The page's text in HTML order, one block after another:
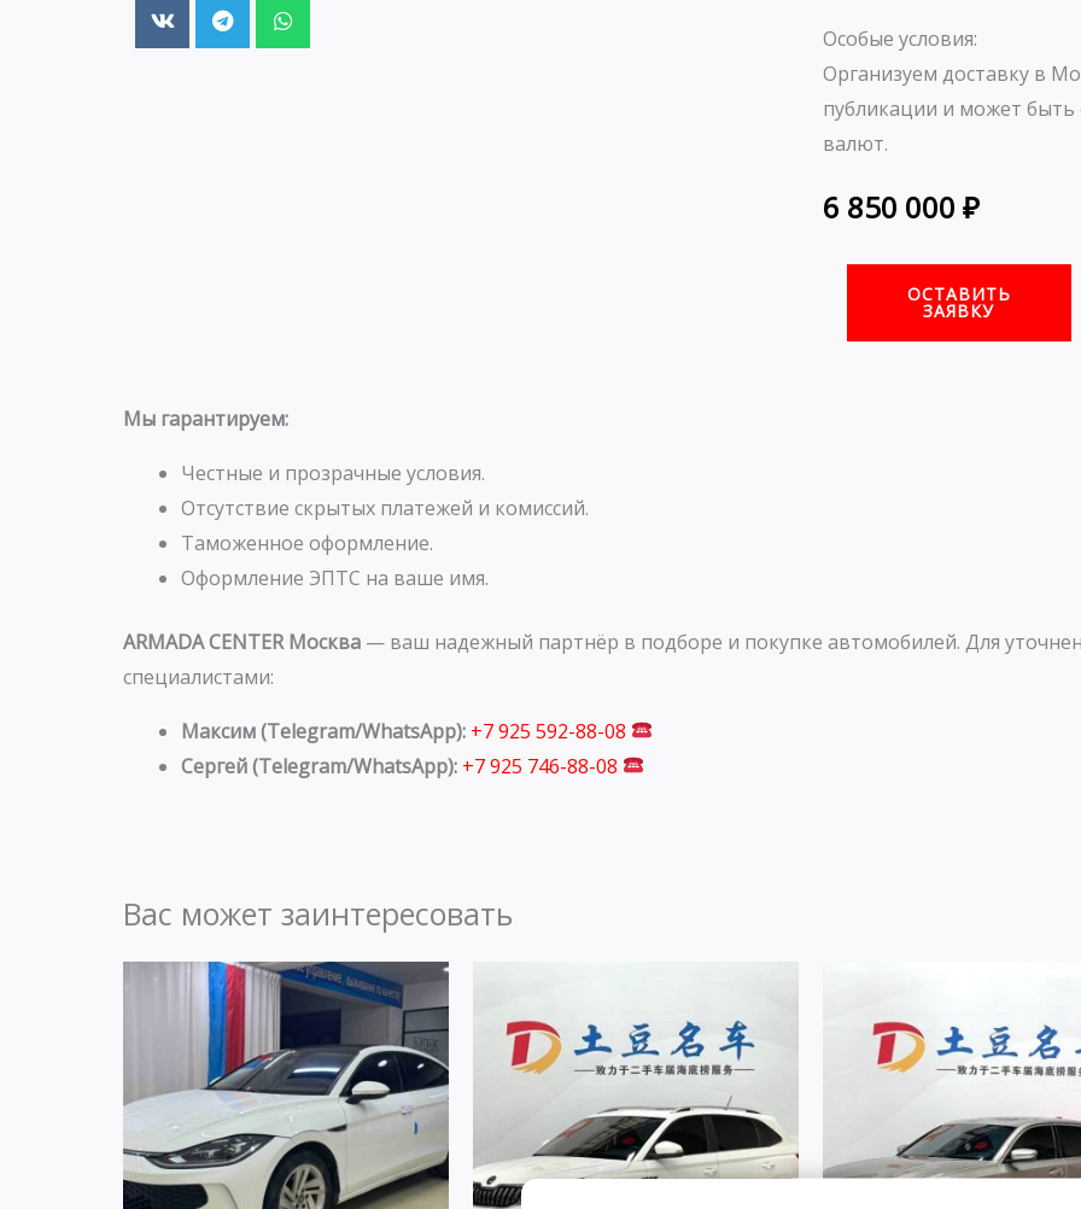
Особые условия:
Организуем доставку в
публикации и может быть
валют.
6 850 000 ₽
ОСТАВИТЬ
ЗАЯВКУ
Мы гарантируем:
Честные и прозрачные условия.
Отсутствие скрытых платежей и комиссий.
Таможенное оформление.
Оформление ЭПТС на ваше имя.
ARMADA CENTER Москва — ваш надежный партнёр в подборе и покупке автомобилей. Для
специалистами:
Максим (Telegram/WhatsApp): +7 925 592-88-08
Сергей (Telegram/WhatsApp): +7 925 746-88-08
Вас может заинтересовать